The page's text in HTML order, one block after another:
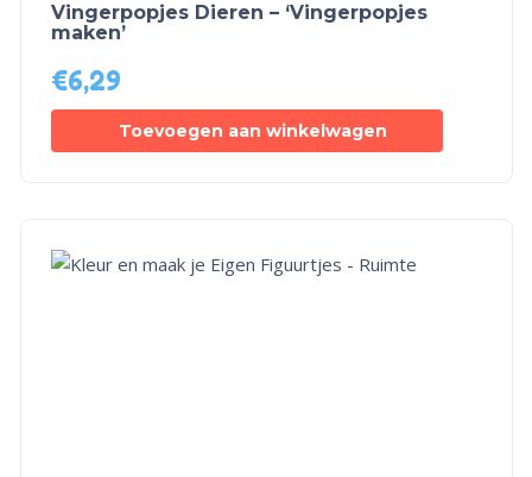
Vingerpopjes Dieren – ‘Vingerpopjes
maken’
€6,29
Toevoegen aan winkelwagen